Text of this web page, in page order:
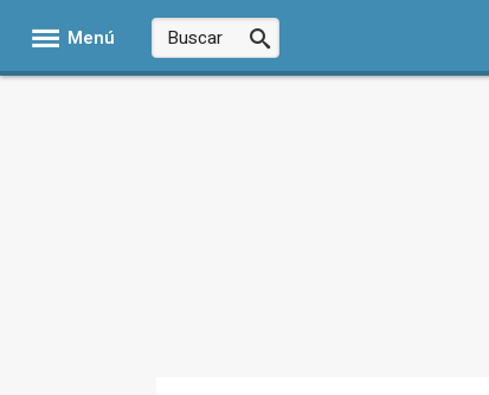
Menú